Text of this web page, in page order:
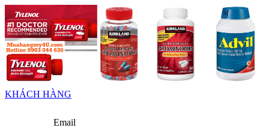
KHÁCH HÀNG
Email